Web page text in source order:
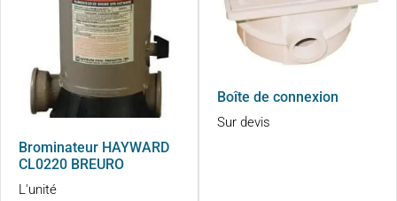
Brominateur HAYWARD
CL0220 BREURO
L'unité
Boîte de connexion
Sur devis